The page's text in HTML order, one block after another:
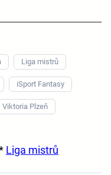
Liga mistrů
iSport Fantasy
Viktoria Plzeň
Liga mistrů